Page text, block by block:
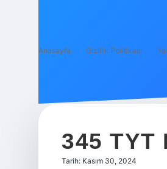
Anasayfa Gizlilik Politikası
345 TYT
Tarih: Kasım 30, 2024